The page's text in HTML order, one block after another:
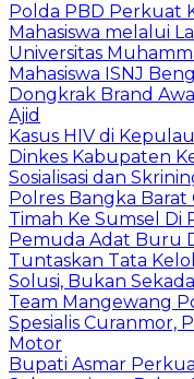
Polda PBD Perkuat
Mahasiswa melalui
Universitas
Mahasiswa ISNJ
Dongkrak Brand
Ajid
Kasus HIV di
Dinkes Kabupaten
Sosialisasi dan
Polres Bangka
Timah Ke Sumsel
Pemuda Adat Buru
Tuntaskan Tata
Solusi, Bukan
Team Mangewang
Spesialis Curanmor,
Motor
Bupati Asmar